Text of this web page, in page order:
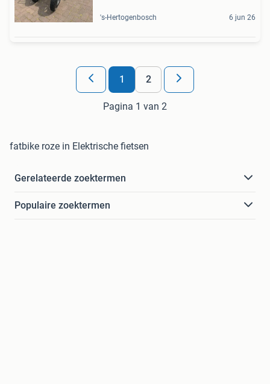
's-Hertogenbosch 6 jun 26
1 2
Pagina 1 van 2
fatbike roze in Elektrische fietsen
Gerelateerde zoektermen
Populaire zoektermen